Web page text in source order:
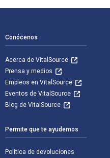
Conócenos
Acerca de VitalSource
Prensa y medios
Empleos en VitalSource
Eventos de VitalSource
Blog de VitalSource
Permite que te ayudemos
Política de devoluciones